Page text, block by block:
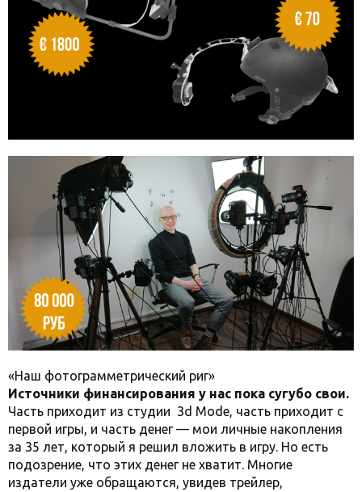
«Наш фотограмметрический риг»
Источники финансирования у нас пока сугубо свои.
Часть приходит из студии 3d Mode, часть приходит с
первой игры, и часть денег — мои личные накопления
за 35 лет, который я решил вложить в игру. Но есть
подозрение, что этих денег не хватит. Многие
издатели уже обращаются, увидев трейлер,